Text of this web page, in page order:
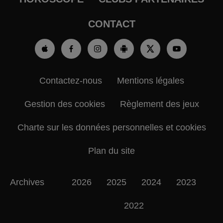
CONTACT
Contactez-nous Mentions légales
Gestion des cookies Règlement des jeux
Charte sur les données personnelles et cookies
Plan du site
Archives 2026 2025 2024 2023
2022